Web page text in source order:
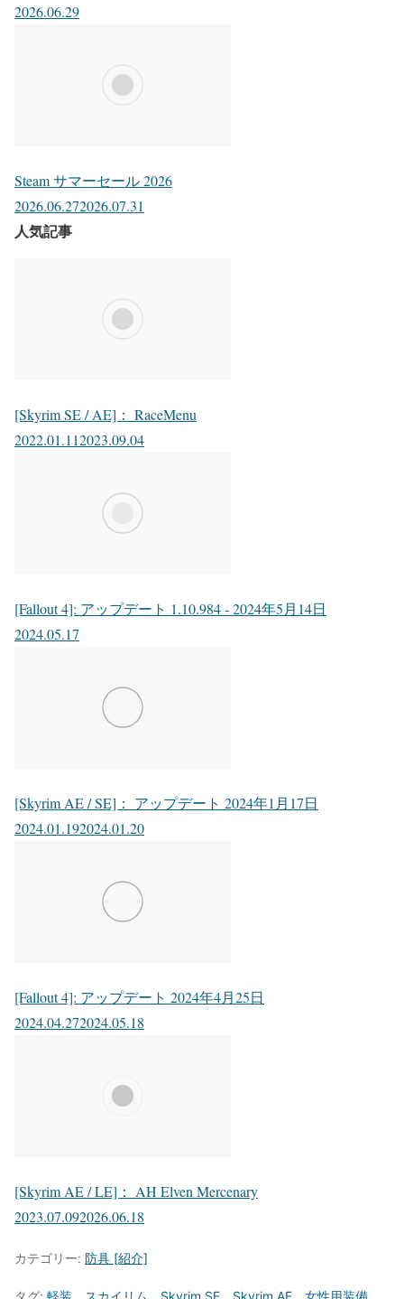
2026.06.29
Steam サマーセール 2026
2026.06.272026.07.31
人気記事
[Skyrim SE / AE]： RaceMenu
2022.01.112023.09.04
[Fallout 4]: アップデート 1.10.984 - 2024年5月14日
2024.05.17
[Skyrim AE / SE]： アップデート 2024年1月17日
2024.01.192024.01.20
[Fallout 4]: アップデート 2024年4月25日
2024.04.272024.05.18
[Skyrim AE / LE]： AH Elven Mercenary
2023.07.092026.06.18
カテゴリー: 防具 [紹介]
タグ: 軽装 スカイリム Skyrim SE Skyrim AE 女性用装備